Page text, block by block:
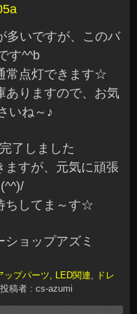
多いですが、このバ
す^^b
常点灯できます☆
ありますので、お気
いね～♪
了しました
ますが、元気に頑張
ちしてま～す☆
ョップアズミ
ップパーツ, LED関連, ドレ
投稿者 : cs-azumi